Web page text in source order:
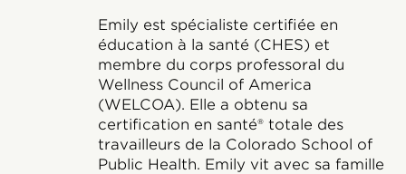
Emily est spécialiste certifiée en
éducation à la santé (CHES) et
membre du corps professoral du
Wellness Council of America
(WELCOA). Elle a obtenu sa
certification en santé® totale des
travailleurs de la Colorado School of
Public Health. Emily vit avec sa famille